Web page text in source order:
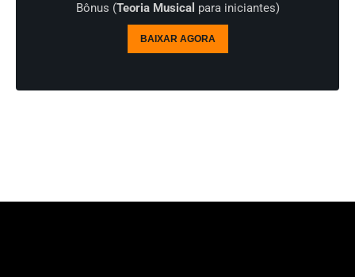
Bônus (Teoria Musical para iniciantes)
BAIXAR AGORA